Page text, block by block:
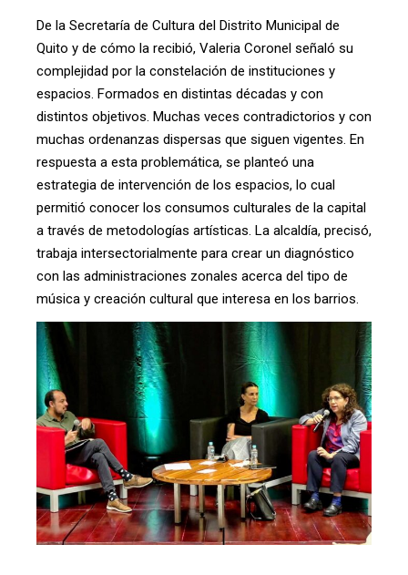
De la Secretaría de Cultura del Distrito Municipal de
Quito y de cómo la recibió, Valeria Coronel señaló su
complejidad por la constelación de instituciones y
espacios. Formados en distintas décadas y con
distintos objetivos. Muchas veces contradictorios y con
muchas ordenanzas dispersas que siguen vigentes. En
respuesta a esta problemática, se planteó una
estrategia de intervención de los espacios, lo cual
permitió conocer los consumos culturales de la capital
a través de metodologías artísticas. La alcaldía, precisó,
trabaja intersectorialmente para crear un diagnóstico
con las administraciones zonales acerca del tipo de
música y creación cultural que interesa en los barrios.